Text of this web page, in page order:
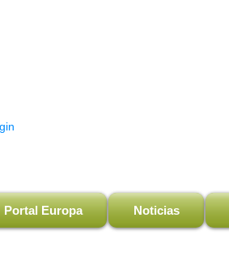
Portal Europa Noticias